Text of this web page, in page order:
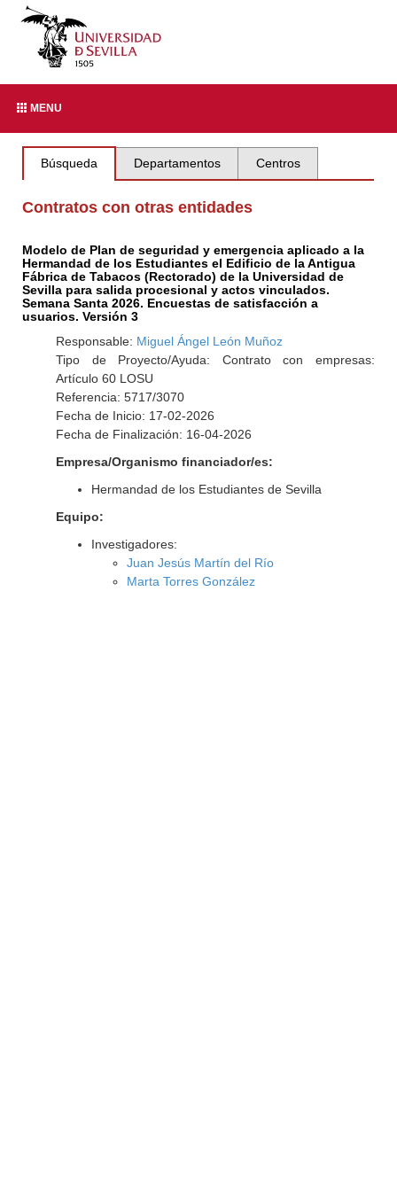
MENU
Búsqueda Departamentos Centros
Contratos con otras entidades
Modelo de Plan de seguridad y emergencia aplicado a la
Hermandad de los Estudiantes el Edificio de la Antigua
Fábrica de Tabacos (Rectorado) de la Universidad de
Sevilla para salida procesional y actos vinculados.
Semana Santa 2026. Encuestas de satisfacción a
usuarios. Versión 3
Responsable: Miguel Ángel León Muñoz
Tipo de Proyecto/Ayuda: Contrato con empresas:
Artículo 60 LOSU
Referencia: 5717/3070
Fecha de Inicio: 17-02-2026
Fecha de Finalización: 16-04-2026
Empresa/Organismo financiador/es:
Hermandad de los Estudiantes de Sevilla
Equipo:
Investigadores:
Juan Jesús Martín del Río
Marta Torres González